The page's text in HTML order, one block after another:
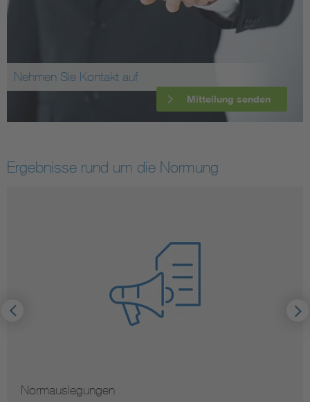
Nehmen Sie Kontakt auf
Mitteilung senden
Ergebnisse rund um die Normung
Normauslegungen